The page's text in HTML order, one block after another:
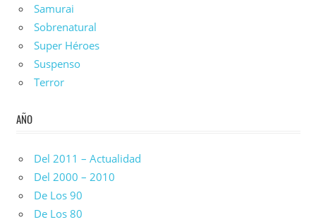
Samurai
Sobrenatural
Super Héroes
Suspenso
Terror
AÑO
Del 2011 – Actualidad
Del 2000 – 2010
De Los 90
De Los 80